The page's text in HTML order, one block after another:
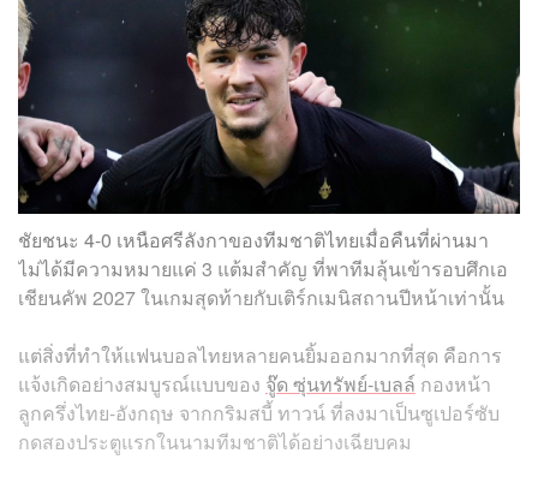
ชัยชนะ 4-0 เหนือศรีลังกาของทีมชาติไทยเมื่อคืนที่ผ่านมา
ไม่ได้มีความหมายแค่ 3 แต้มสำคัญ ที่พาทีมลุ้นเข้ารอบศึกเอ
เชียนคัพ 2027 ในเกมสุดท้ายกับเติร์กเมนิสถานปีหน้าเท่านั้น
แต่สิ่งที่ทำให้แฟนบอลไทยหลายคนยิ้มออกมากที่สุด คือการ
แจ้งเกิดอย่างสมบูรณ์แบบของ จู๊ด ซุ่นทรัพย์-เบลล์ กองหน้า
ลูกครึ่งไทย-อังกฤษ จากกริมสบี้ ทาวน์ ที่ลงมาเป็นซูเปอร์ซับ
กดสองประตูแรกในนามทีมชาติได้อย่างเฉียบคม